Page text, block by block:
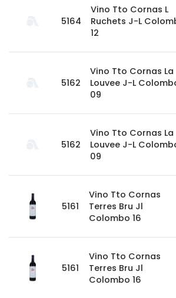
5164
Vino Tto Cornas L
Ruchets J-L
12
5162
Vino Tto Cornas La
Louvee J-L
09
5162
Vino Tto Cornas La
Louvee J-L
09
5161
Vino Tto Cornas
Terres Bru Jl
Colombo 16
5161
Vino Tto Cornas
Terres Bru Jl
Colombo 16